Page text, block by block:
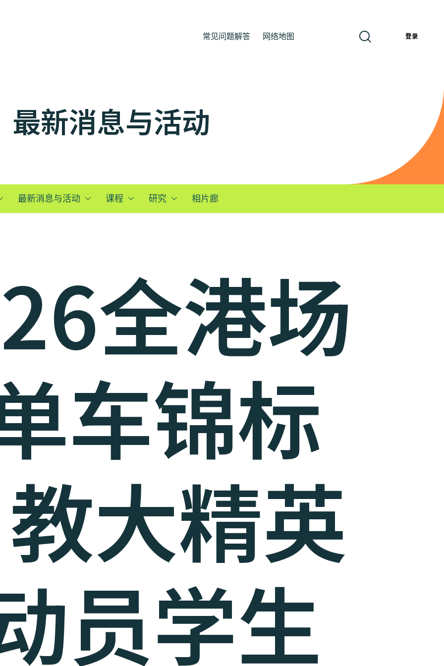
常见问题解答 网络地图 登录
最新消息与活动
最新消息与活动 课程 研究 相片廊
全港场
车锦标
大精英
员学生